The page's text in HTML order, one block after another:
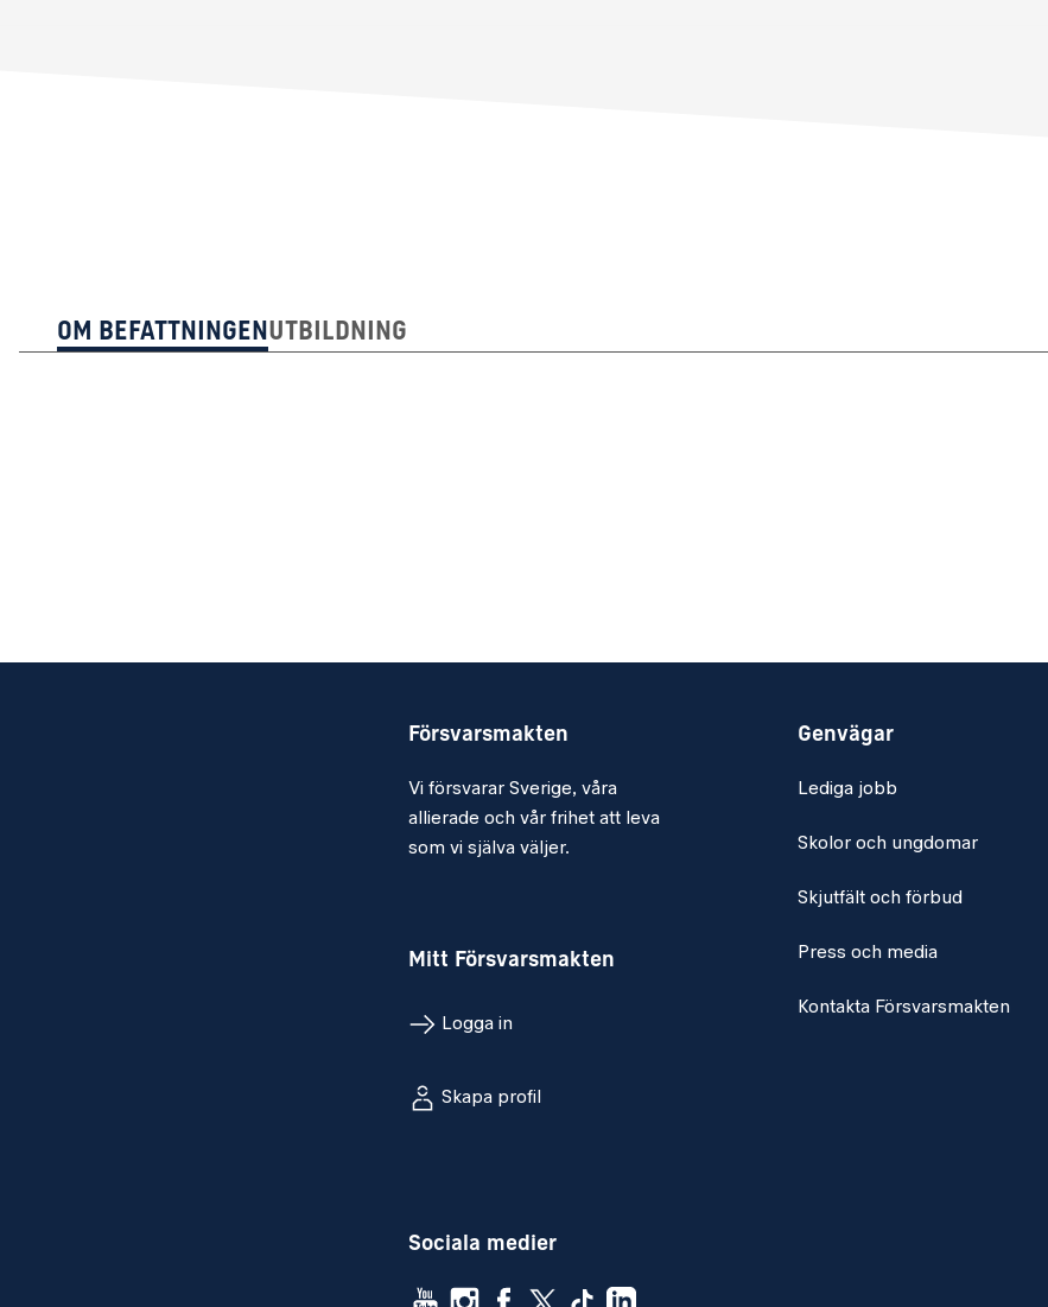
Om BefattningenUtbildning
Försvarsmakten
Vi försvarar Sverige, våra
allierade och vår frihet att leva
som vi själva väljer.
Mitt Försvarsmakten
Logga in
Skapa profil
Sociala medier
Genvägar
Lediga jobb
Skolor och ungdomar
Skjutfält och förbud
Press och media
Kontakta Försvarsmakten